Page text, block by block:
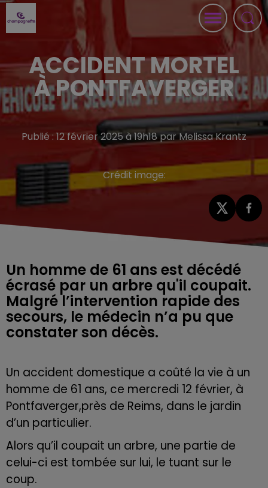
ACCIDENT MORTEL
À PONTFAVERGER
Publié : 12 février 2025 à 19h18 par Melissa Krantz
Crédit image:
Un homme de 61 ans est décédé
écrasé par un arbre qu'il coupait.
Malgré l’intervention rapide des
secours, le médecin n’a pu que
constater son décès.
Un accident domestique a coûté la vie à un
homme de 61 ans, ce mercredi 12 février, à
Pontfaverger,près de Reims, dans le jardin
d’un particulier.
Alors qu’il coupait un arbre, une partie de
celui-ci est tombée sur lui, le tuant sur le
coup.